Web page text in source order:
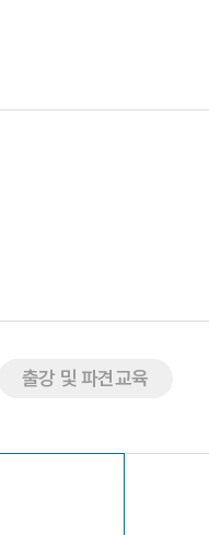
출강 및 파견교육